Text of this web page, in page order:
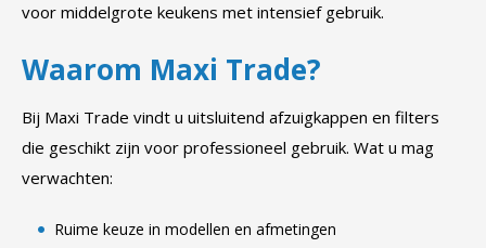
voor middelgrote keukens met intensief gebruik.
Waarom Maxi Trade?
Bij Maxi Trade vindt u uitsluitend afzuigkappen en filters
die geschikt zijn voor professioneel gebruik. Wat u mag
verwachten:
Ruime keuze in modellen en afmetingen